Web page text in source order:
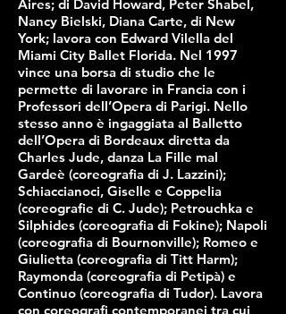
Aires; di David Howard, Peter Shabel,
Nancy Bielski, Diana Carte, di New
York; lavora con Edward Vilella del
Miami City Ballet Florida. Nel 1997
vince una borsa di studio che le
permette di lavorare in Francia con i
Professori dell’Opera di Parigi. Nello
stesso anno è ingaggiata al Balletto
dell’Opera di Bordeaux diretta da
Charles Jude, danza La Fille mal
Gardeè (coreografia di J. Lazzini);
Schiaccianoci, Giselle e Coppelia
(coreografie di C. Jude); Petrouchka e
Silphides (coreografia di Fokine); Napoli
(coreografia di Bournonville); Romeo e
Giulietta (coreografia di Titt Harm);
Raymonda (coreografia di Petipà) e
Continuo (coreografia di Tudor). Lavora
con coreografi contemporanei tra cui